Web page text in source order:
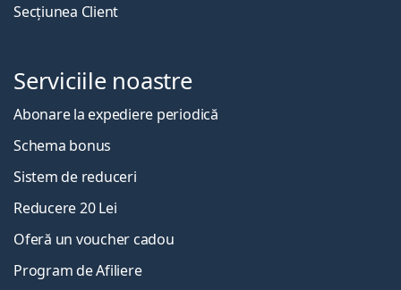
Secțiunea Client
Serviciile noastre
Abonare la expediere periodică
Schema bonus
Sistem de reduceri
Reducere 20 Lei
Oferă un voucher cadou
Program de Afiliere